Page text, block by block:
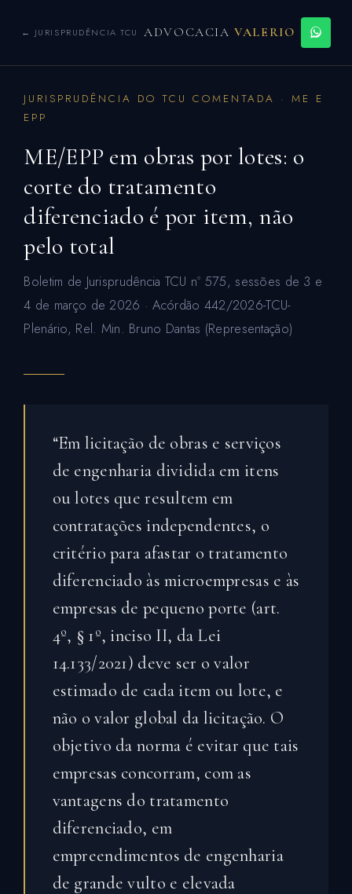
← JURISPRUDÊNCIA TCU ADVOCACIAVALERIO
JURISPRUDÊNCIA DO TCU COMENTADA · ME E
EPP
ME/EPP em obras por lotes: o
corte do tratamento
diferenciado é por item, não
pelo total
Boletim de Jurisprudência TCU nº 575, sessões de 3 e
4 de março de 2026 · Acórdão 442/2026-TCU-
Plenário, Rel. Min. Bruno Dantas (Representação)
“Em licitação de obras e serviços
de engenharia dividida em itens
ou lotes que resultem em
contratações independentes, o
critério para afastar o tratamento
diferenciado às microempresas e às
empresas de pequeno porte (art.
4º, § 1º, inciso II, da Lei
14.133/2021) deve ser o valor
estimado de cada item ou lote, e
não o valor global da licitação. O
objetivo da norma é evitar que tais
empresas concorram, com as
vantagens do tratamento
diferenciado, em
empreendimentos de engenharia
de grande vulto e elevada